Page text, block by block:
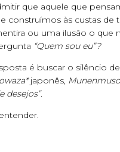
que aquele que
construímos às custas de
ou uma ilusão o que
“Quem sou eu”?
é buscar o silêncio
japonês, Munenmuso
desejos”.